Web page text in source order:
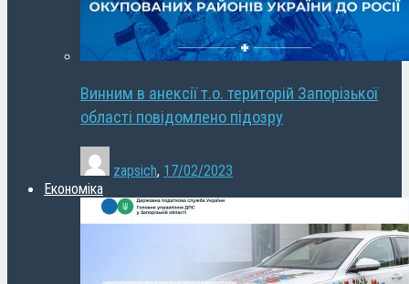
Винним в анексії т.о. територій Запорізької
області повідомлено підозру
zapsich, 17/02/2023
Економіка